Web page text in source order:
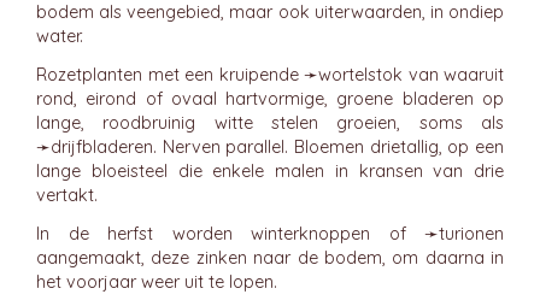
bodem als veengebied, maar ook uiterwaarden, in ondiep
water.
Rozetplanten met een kruipende ➛wortelstok van waaruit
rond, eirond of ovaal hartvormige, groene bladeren op
lange, roodbruinig witte stelen groeien, soms als
➛drijfbladeren. Nerven parallel. Bloemen drietallig, op een
lange bloeisteel die enkele malen in kransen van drie
vertakt.
In de herfst worden winterknoppen of ➛turionen
aangemaakt, deze zinken naar de bodem, om daarna in
het voorjaar weer uit te lopen.